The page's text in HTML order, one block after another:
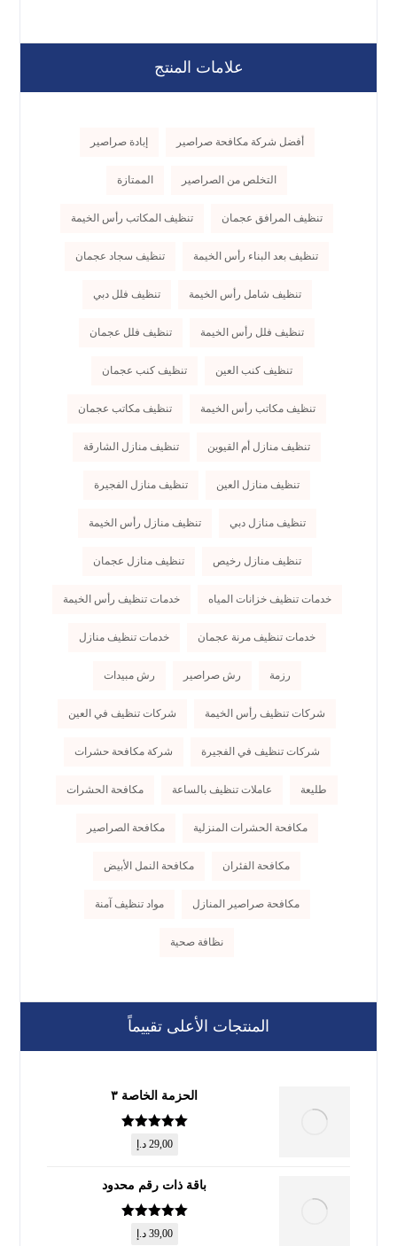
علامات المنتج
أفضل شركة مكافحة صراصير إبادة صراصير
التخلص من الصراصير الممتازة
تنظيف المرافق عجمان تنظيف المكاتب رأس الخيمة
تنظيف بعد البناء رأس الخيمة تنظيف سجاد عجمان
تنظيف شامل رأس الخيمة تنظيف فلل دبي
تنظيف فلل رأس الخيمة تنظيف فلل عجمان
تنظيف كنب العين تنظيف كنب عجمان
تنظيف مكاتب رأس الخيمة تنظيف مكاتب عجمان
تنظيف منازل أم القيوين تنظيف منازل الشارقة
تنظيف منازل العين تنظيف منازل الفجيرة
تنظيف منازل دبي تنظيف منازل رأس الخيمة
تنظيف منازل رخيص تنظيف منازل عجمان
خدمات تنظيف خزانات المياه خدمات تنظيف رأس الخيمة
خدمات تنظيف مرنة عجمان خدمات تنظيف منازل
رزمة رش صراصير رش مبيدات
شركات تنظيف رأس الخيمة شركات تنظيف في العين
شركات تنظيف في الفجيرة شركة مكافحة حشرات
طليعة عاملات تنظيف بالساعة مكافحة الحشرات
مكافحة الحشرات المنزلية مكافحة الصراصير
مكافحة الفئران مكافحة النمل الأبيض
مكافحة صراصير المنازل مواد تنظيف آمنة
نظافة صحية
المنتجات الأعلى تقييماً
الحزمة الخاصة ٣
تم التقييم
من 5
29,00 د.إ
باقة ذات رقم محدود
تم التقييم
من 5
39,00 د.إ